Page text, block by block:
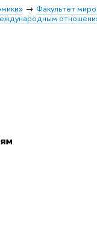
Факультет